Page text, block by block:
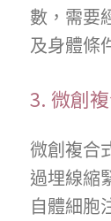
數，需要
及身體條
3. 微創
微創複合
過埋線縮
自體細胞